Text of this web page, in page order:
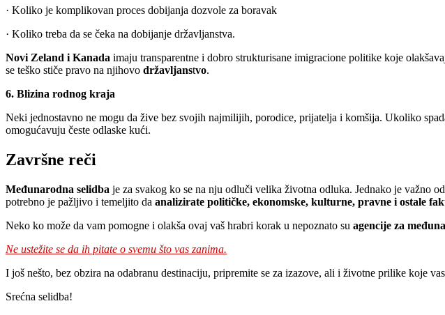
· Koliko je komplikovan proces dobijanja dozvole za boravak
· Koliko treba da se čeka na dobijanje državljanstva.
Novi Zeland i Kanada imaju transparentne i dobro strukturisane imigracione politike koje
se teško stiče pravo na njihovo državljanstvo.
6. Blizina rodnog kraja
Neki jednostavno ne mogu da žive bez svojih najmilijih, porodice, prijatelja i komšija. Ukoliko
omogućavuju česte odlaske kući.
Završne reči
Međunarodna selidba je za svakog ko se na nju odluči velika životna odluka. Jednako je važno
potrebno je pažljivo i temeljito da analizirate političke, ekonomske, kulturne, pravne i ostale
Neko ko može da vam pomogne i olakša ovaj vaš hrabri korak u nepoznato su agencije za
Ne ustežite se da ih pitate o svemu što vas zanima.
I još nešto, bez obzira na odabranu destinaciju, pripremite se za izazove, ali i životne prilike koje
Srećna selidba!